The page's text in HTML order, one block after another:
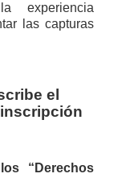
experiencia
las capturas
el
“Derechos